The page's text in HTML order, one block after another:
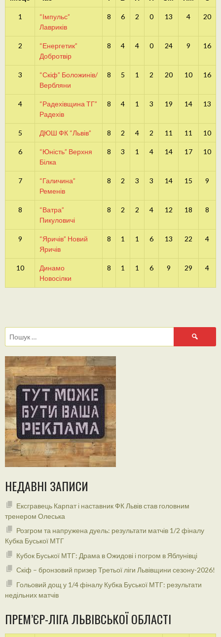
1
“Імпульс”
Лавриків
8 6 2 0 13 4 20
2
“Енергетик”
Добротвір
8 4 4 0 24 9 16
3
“Скіф” Боложинів/
Вербляни
8 5 1 2 20 10 16
4
“Радехівщина ТГ”
Радехів
8 4 1 3 19 14 13
5 ДЮШ ФК “Львів” 8 2 4 2 11 11 10
6
“Юність” Верхня
Білка
8 3 1 4 14 17 10
7
“Галичина”
Ременів
8 2 3 3 14 15 9
8
“Ватра”
Пикуловичі
8 2 2 4 12 18 8
9
“Яричів” Новий
Яричів
8 1 1 6 13 22 4
10
Динамо
Новосілки
8 1 1 6 9 29 4
Пошук:
НЕДАВНІ ЗАПИСИ
Ексгравець Карпат і наставник ФК Львів став головним
тренером Олеська
Розгром та напружена дуель: результати матчів 1/2 фіналу
Кубка Буської МТГ
Кубок Буської МТГ: Драма в Ожидові і погром в Яблунівці
Скіф – бронзовий призер Третьої ліги Львівщини сезону-2026!
Гольовий дощ у 1/4 фіналу Кубка Буської МТГ: результати
недільних матчів
ПРЕМ’ЄР-ЛІГА ЛЬВІВСЬКОЇ ОБЛАСТІ